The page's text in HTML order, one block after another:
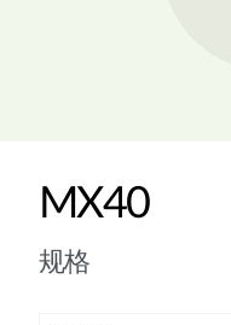
MX40
规格